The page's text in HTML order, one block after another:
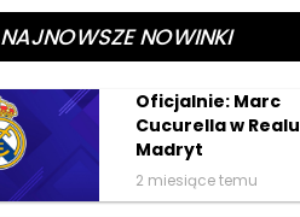
NAJNOWSZE NOWINKI
Oficjalnie: Marc
Cucurella w Realu
Madryt
2 miesiące temu